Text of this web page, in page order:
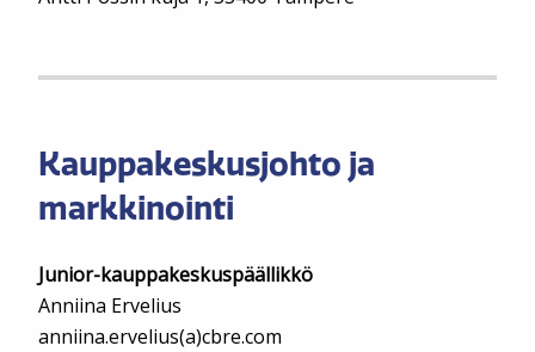
Kauppakeskusjohto ja
markkinointi
Junior-kauppakeskuspäällikkö
Anniina Ervelius
anniina.ervelius(a)cbre.com